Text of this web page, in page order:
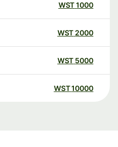
1000
WST
2000
WST
5000
WST
10000
WST